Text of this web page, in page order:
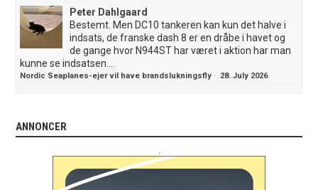
Peter Dahlgaard
Bestemt. Men DC10 tankeren kan kun det halve i
indsats, de franske dash 8 er en dråbe i havet og
de gange hvor N944ST har været i aktion har man
kunne se indsatsen....
Nordic Seaplanes-ejer vil have brandslukningsfly · 28. July 2026
ANNONCER